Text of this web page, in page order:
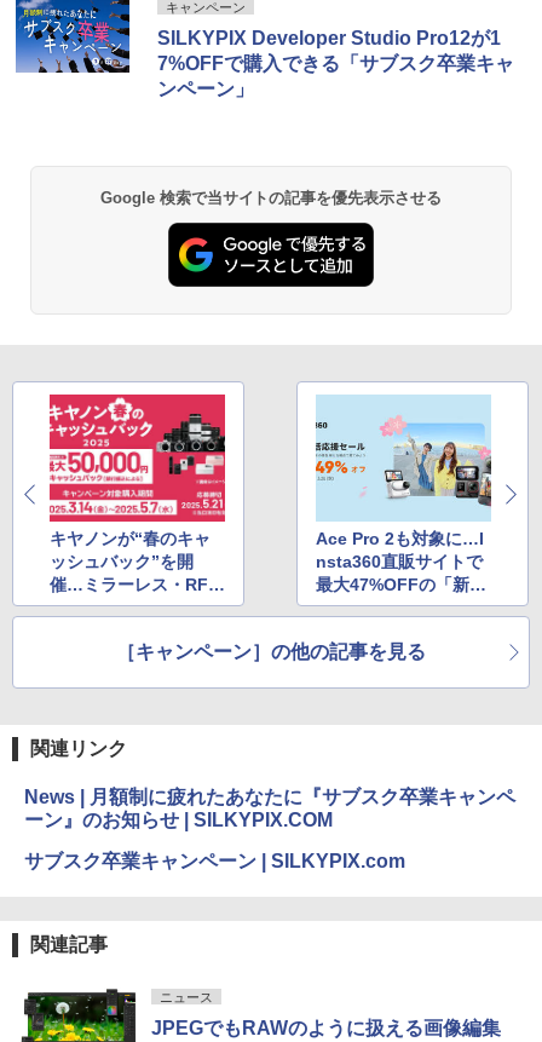
キャンペーン
SILKYPIX Developer Studio Pro12が1
7%OFFで購入できる「サブスク卒業キャ
ンペーン」
Google 検索で当サイトの記事を優先表示させる
キヤノンが“春のキャ
ッシュバック”を開
催…ミラーレス・RFレ
ンズ・レンズ一体型な
Ace Pro 2も対象に…I
nsta360直販サイトで
最大47%OFFの「新生
活応援セール」
［キャンペーン］の他の記事を見る
関連リンク
News | 月額制に疲れたあなたに『サブスク卒業キャンペ
ーン』のお知らせ | SILKYPIX.COM
サブスク卒業キャンペーン | SILKYPIX.com
関連記事
ニュース
JPEGでもRAWのように扱える画像編集